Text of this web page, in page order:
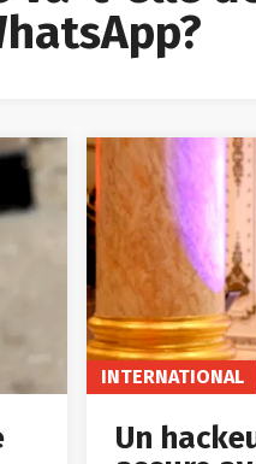
INTERNATIONAL
Un